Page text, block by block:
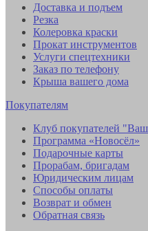
Доставка и подъем
Резка
Колеровка краски
Прокат инструментов
Услуги спецтехники
Заказ по телефону
Крыша вашего дома
Покупателям
Клуб покупателей
Программа «Новосёл»
Подарочные карты
Прорабам, бригадам
Юридическим лицам
Способы оплаты
Возврат и обмен
Обратная связь